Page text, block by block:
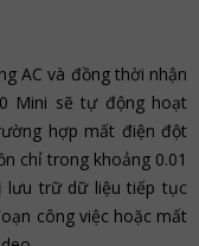
AC và đồng thời nhận
Mini sẽ tự động hoạt
hợp mất điện đột
chỉ trong khoảng 0.01
lưu trữ dữ liệu tiếp tục
công việc hoặc mất